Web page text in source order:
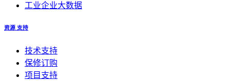
工业企业大数据
资源 支持
技术支持
保修订购
项目支持